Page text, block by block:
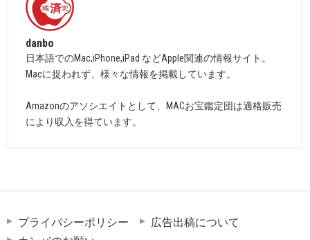
danbo
日本語でのMac,iPhone,iPad などApple関連の情報サイト。
Macに捉われず、様々な情報を掲載しています。
Amazonのアソシエイトとして、MACお宝鑑定団は適格販売
により収入を得ています。
プライバシーポリシー
広告出稿について